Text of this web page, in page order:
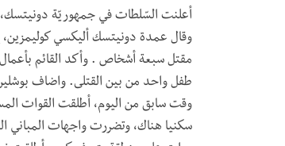
وقال عمدة دونيتسك أليكسي
مقتل سبعة أشخاص . وأكد القائم
وقت سابق من اليوم، أطلقت القوات
سكنيا هناك، وتضررت واجهات المباني